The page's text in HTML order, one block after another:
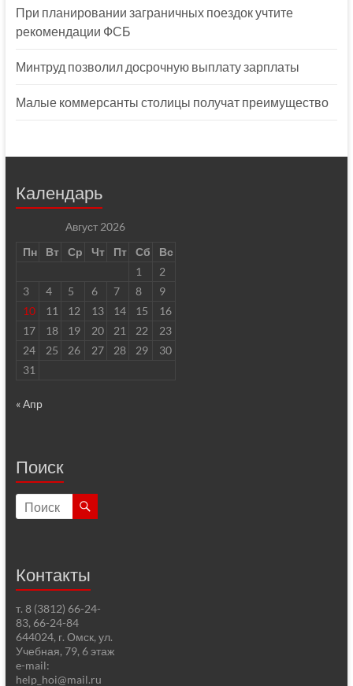
При планировании заграничных поездок учтите
рекомендации ФСБ
Минтруд позволил досрочную выплату зарплаты
Малые коммерсанты столицы получат преимущество
Календарь
Август 2026
Пн
Вт Ср Чт Пт Сб
Вс
1
2
3
4 5 6 7 8
9
10
11 12 13 14 15
16
17
18 19 20 21 22
23
24
25 26 27 28 29
30
31
« Апр
Поиск
Контакты
т. 8 (3812) 66-24-
83, 66-24-84
644024, г. Омск, ул.
Учебная, 79, 6 этаж
e-mail:
help_hoi@mail.ru